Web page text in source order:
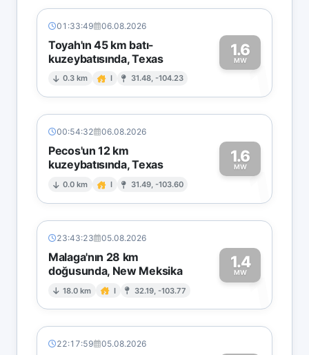
01:33:49 06.08.2026
Toyah'ın 45 km batı-
kuzeybatısında, Texas
0.3 km I 31.48, -104.23
1.6
MW1
00:54:32 06.08.2026
Pecos'un 12 km
kuzeybatısında, Texas
0.0 km I 31.49, -103.60
1.6
MW1
23:43:23 05.08.2026
Malaga'nın 28 km
doğusunda, New Meksika
18.0 km I 32.19, -103.77
1.4
MW1
22:17:59 05.08.2026